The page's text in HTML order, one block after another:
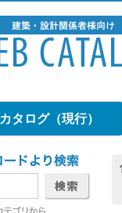
カタログ（現行）